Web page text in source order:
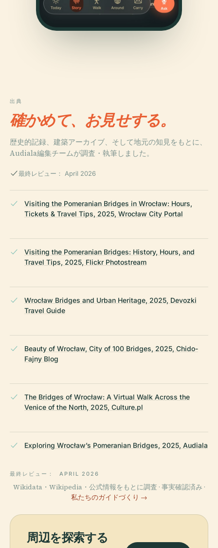
出典
確かめて、お見せする。
歴史的記録、建築アーカイブ、そして地元の知見をもとに、
Audiala編集チームが調査・執筆しました。
最終レビュー： April 2026
Visiting the Pomeranian Bridges in Wrocław: Hours,
Tickets & Travel Tips, 2025, Wrocław City Portal
Visiting the Pomeranian Bridges: History, Hours, and
Travel Tips, 2025, Flickr Photostream
Wrocław Bridges and Urban Heritage, 2025, Devozki
Travel Guide
Beauty of Wrocław, City of 100 Bridges, 2025, Chido-
Fajny Blog
The Bridges of Wrocław: A Virtual Walk Across the
Venice of the North, 2025, Culture.pl
Exploring Wrocław’s Pomeranian Bridges, 2025, Audiala
最終レビュー： APRIL 2026
Wikidata・Wikipedia・公式情報をもとに調査 · 事実確認済み ·
私たちのガイドづくり →
周辺を探索する